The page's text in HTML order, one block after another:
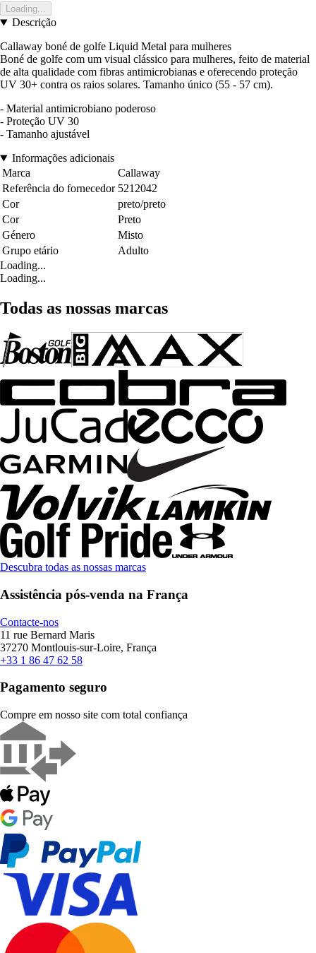
Loading...
Descrição
Callaway boné de golfe Liquid Metal para mulheres
Boné de golfe com um visual clássico para mulheres, feito de material
de alta qualidade com fibras antimicrobianas e oferecendo proteção
UV 30+ contra os raios solares. Tamanho único (55 - 57 cm).
- Material antimicrobiano poderoso
- Proteção UV 30
- Tamanho ajustável
Informações adicionais
Marca
Callaway
Referência do fornecedor 5212042
Cor
preto/preto
Cor
Preto
Género
Misto
Grupo etário
Adulto
Loading...
Loading...
Todas as nossas marcas
Descubra todas as nossas marcas
Assistência pós-venda na França
Contacte-nos
11 rue Bernard Maris
37270 Montlouis-sur-Loire, França
+33 1 86 47 62 58
Pagamento seguro
Compre em nosso site com total confiança